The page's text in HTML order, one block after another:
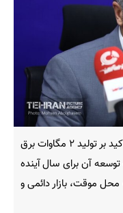
معاون خدمات شهری شهرداری تهران با تاکید بر تولید ۲ مگاوات برق
برنامه توسعه آن برای سال آینده
موقت، بازار دائمی و